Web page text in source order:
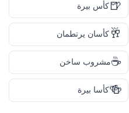
🍺كأس بيرة
🥂 كأسان يرتطمان
☕مشروب ساخن
🍻كأسا بيرة